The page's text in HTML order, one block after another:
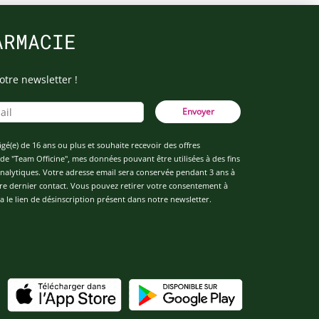
newsletter !
Envoyer
de 16 ans ou plus et souhaite recevoir des offres
"Team Officine", mes données pouvant être utilisées à des fins
Votre adresse email sera conservée pendant 3 ans à
dernier contact. Vous pouvez retirer votre consentement à
le lien de désinscription présent dans notre newsletter.